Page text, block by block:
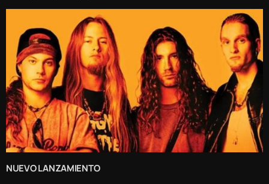
NUEVO LANZAMIENTO